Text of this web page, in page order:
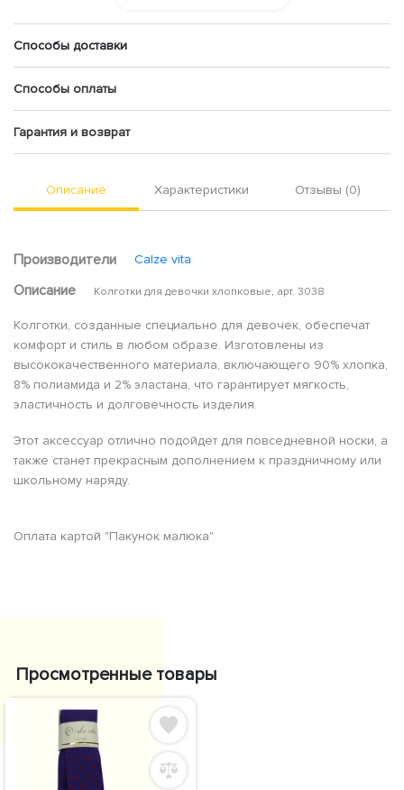
Способы доставки
Способы оплаты
Гарантия и возврат
Описание Характеристики Отзывы (0)
Производители Calze vita
Описание Колготки для девочки хлопковые, арт. 3038
Колготки, созданные специально для девочек, обеспечат
комфорт и стиль в любом образе. Изготовлены из
высококачественного материала, включающего 90% хлопка,
8% полиамида и 2% эластана, что гарантирует мягкость,
эластичность и долговечность изделия.
Этот аксессуар отлично подойдет для повседневной носки, а
также станет прекрасным дополнением к праздничному или
школьному наряду.
Оплата картой "Пакунок малюка"
Просмотренные товары